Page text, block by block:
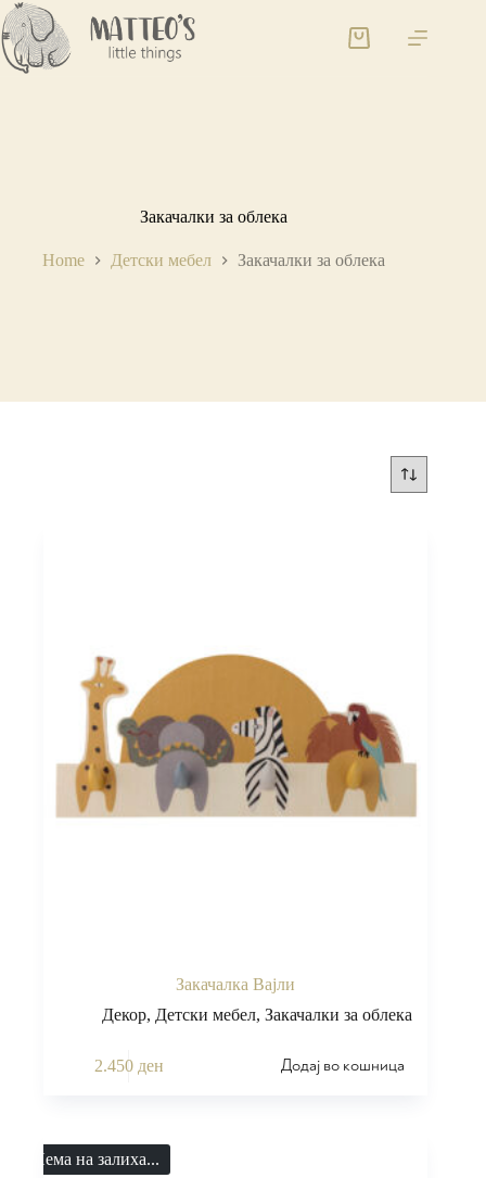
Закачалки за облека
Home Детски мебел Закачалки за облека
Закачалка Вајли
Декор, Детски мебел,Закачалки за облека
2.450 ден Додај во кошница
Нема на залиха...